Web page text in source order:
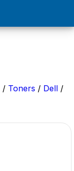
/ Toners / Dell /